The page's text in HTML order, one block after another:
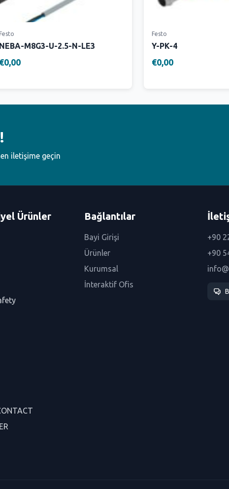
NEBA-M8G3-U-2.5-N-LE3
€0,00
Festo
Y-PK-4
€0,00
iletişime geçin
Ürünler Bağlantılar
Bayi Girişi
Ürünler
Kurumsal
İnteraktif Ofis
+90
+90